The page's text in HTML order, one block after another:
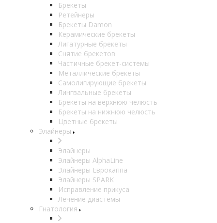
Брекеты
Ретейнеры
Брекеты Damon
Керамические брекеты
Лигатурные брекеты
Снятие брекетов
Частичные брекет-системы
Металлические брекеты
Самолигирующие брекеты
Лингвальные брекеты
Брекеты на верхнюю челюсть
Брекеты на нижнюю челюсть
Цветные брекеты
Элайнеры
Элайнеры
Элайнеры AlphaLine
Элайнеры Еврокаппа
Элайнеры SPARK
Исправление прикуса
Лечение диастемы
Гнатология